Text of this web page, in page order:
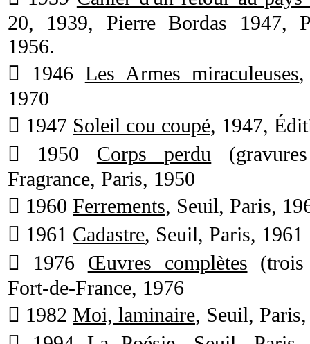
20, 1939, Pierre Bordas 1947,
1956.
 1946 Les Armes miraculeuses,
1970
 1947 Soleil cou coupé, 1947,
 1950 Corps perdu
Fragrance, Paris, 1950
 1960 Ferrements, Seuil, Paris,
 1961 Cadastre, Seuil, Paris, 1961
 1976 Œuvres complètes (trois
Fort-de-France, 1976
 1982 Moi, laminaire, Seuil,